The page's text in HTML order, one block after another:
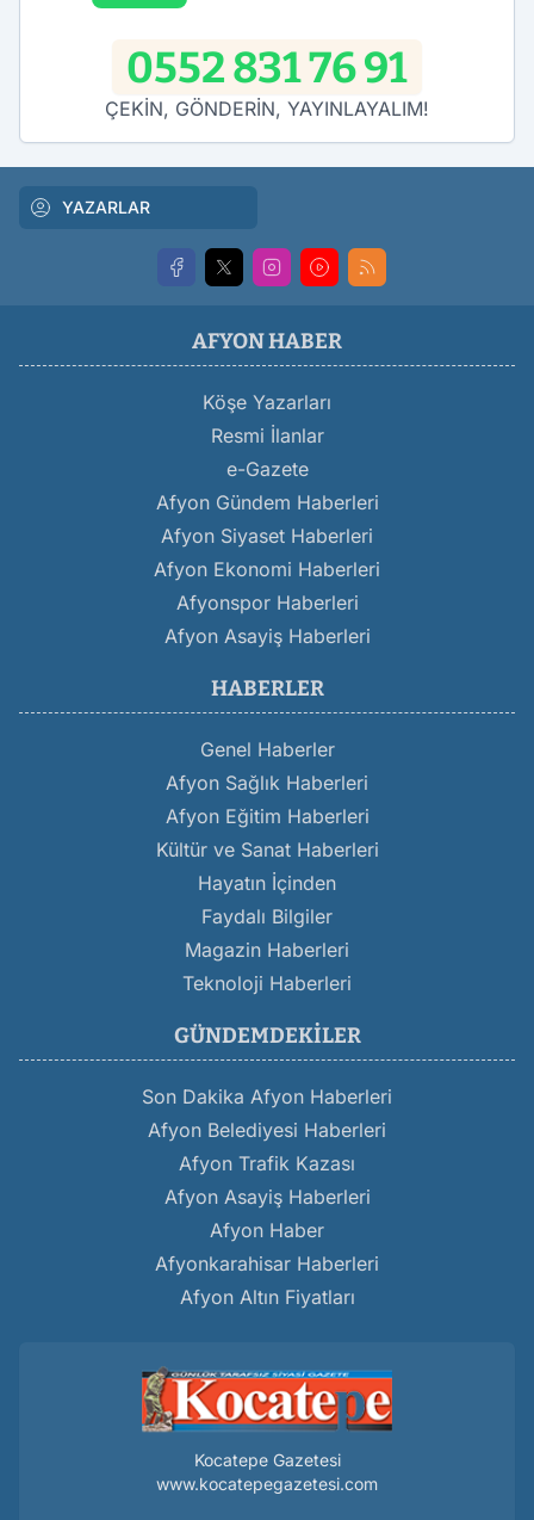
0552 831 76 91
ÇEKİN, GÖNDERİN, YAYINLAYALIM!
YAZARLAR
AFYON HABER
Köşe Yazarları
Resmi İlanlar
e-Gazete
Afyon Gündem Haberleri
Afyon Siyaset Haberleri
Afyon Ekonomi Haberleri
Afyonspor Haberleri
Afyon Asayiş Haberleri
HABERLER
Genel Haberler
Afyon Sağlık Haberleri
Afyon Eğitim Haberleri
Kültür ve Sanat Haberleri
Hayatın İçinden
Faydalı Bilgiler
Magazin Haberleri
Teknoloji Haberleri
GÜNDEMDEKILER
Son Dakika Afyon Haberleri
Afyon Belediyesi Haberleri
Afyon Trafik Kazası
Afyon Asayiş Haberleri
Afyon Haber
Afyonkarahisar Haberleri
Afyon Altın Fiyatları
Kocatepe Gazetesi
www.kocatepegazetesi.com